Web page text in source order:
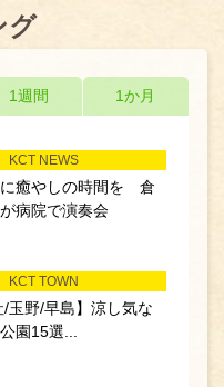
グ
1週間 1か月
KCT NEWS
癒やしの時間を 倉
病院で演奏会
KCT TOWN
/玉野/早島】涼し気な
園15選...